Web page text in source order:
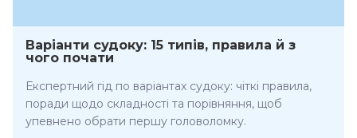
Варіанти судоку: 15 типів, правила й з
чого почати
Експертний гід по варіантах судоку: чіткі правила,
поради щодо складності та порівняння, щоб
упевнено обрати першу головоломку.